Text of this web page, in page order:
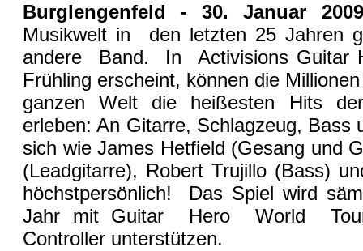
Burglengenfeld - 30. Januar 2009
Musikwelt in den letzten 25 Jahren
andere Band. In Activisions Guitar
Frühling erscheint, können die
ganzen Welt die heißesten Hits
erleben: An Gitarre, Schlagzeug, Bass
sich wie James Hetfield (Gesang und
(Leadgitarre), Robert Trujillo (Bass)
höchstpersönlich! Das Spiel wird
Jahr mit Guitar Hero World Tour
Controller unterstützen.